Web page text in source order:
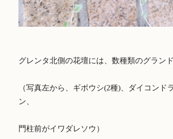
グレンタ北側の花壇には、数種類のグラン
（写真左から、ギボウシ(2種)、ダイコン
ン、
門柱前がイワダレソウ）